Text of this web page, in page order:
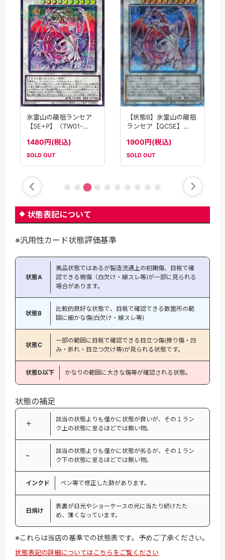
氷霊山の龍祖ランセア
【SE+P】〈TW01-
1480円(税込)
SOLD OUT
【状態B】氷霊山の龍祖
ランセア【QCSE】
1900円(税込)
SOLD OUT
状態表記について
※汎用性カード状態評価基準
状態A
美品状態ではあるが製造流通上の初期傷、目視で確
認できる微傷（白欠け・線スレ等)が一部に見られる
場合があります。
状態B
比較的良好な状態で、目視で確認できる数箇所の範
囲に細かな傷(白欠け・線スレ等)
状態C
一部の範囲に目視で確認できる目立つ傷(擦り傷・凹
み・折れ・目立つ欠け等)が見られる状態です。
状態D以下 かなりの範囲に大きな傷等が確認される状態。
状態の補足
＋
該当の状態よりも僅かに状態が良いが、その１ラン
ク上の状態に至るほどでは無い物。
−
該当の状態よりも僅かに状態が劣るが、その１ラン
ク下の状態に至るほどでは無い物。
インクド ペン等で修正した跡があります。
日焼け
表裏が日光やショーケースの光に当たり続けたた
め、薄くなっています。
※これらは当店の基準での状態表です。予めご了承ください。
状態表記の詳細についてはこちらをご覧ください